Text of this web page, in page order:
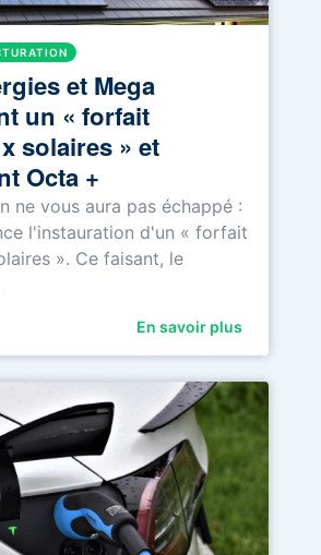
et Mega
un « forfait
solaires » et
Octa +
ne vous aura pas échappé :
l'instauration d'un « forfait
». Ce faisant, le
En savoir plus